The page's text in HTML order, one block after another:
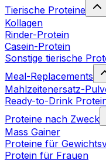
Tierische Proteine
Kollagen
Rinder-Protein
Casein-Protein
Sonstige tierische
Meal-Replacements
Mahlzeitenersatz-
Ready-to-Drink
Proteine nach Zweck
Mass Gainer
Proteine für
Protein für Frauen